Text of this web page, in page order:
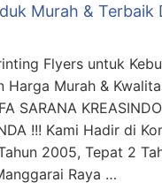
Murah & Terbaik
Flyers untuk
Murah &
SARANA
!!! Kami Hadir di
2005, Tepat 2
Raya …